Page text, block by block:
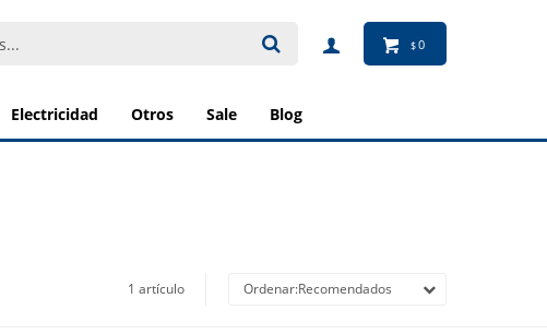
electricidad otros sale blog
$0
1 artículo Recomendados